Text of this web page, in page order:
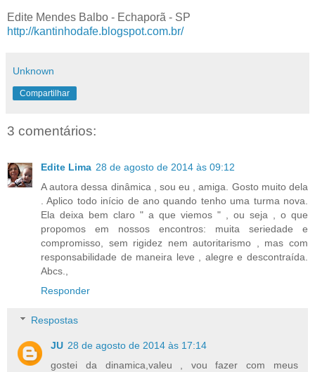
Edite Mendes Balbo - Echaporã - SP
http://kantinhodafe.blogspot.com.br/
Unknown
Compartilhar
3 comentários:
Edite Lima 28 de agosto de 2014 às 09:12
A autora dessa dinâmica , sou eu , amiga. Gosto muito dela
. Aplico todo início de ano quando tenho uma turma nova.
Ela deixa bem claro " a que viemos " , ou seja , o que
propomos em nossos encontros: muita seriedade e
compromisso, sem rigidez nem autoritarismo , mas com
responsabilidade de maneira leve , alegre e descontraída.
Abcs.,
Responder
Respostas
JU 28 de agosto de 2014 às 17:14
gostei da dinamica,valeu , vou fazer com meus